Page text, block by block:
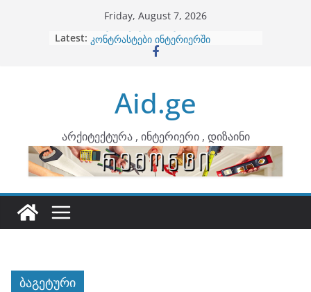
Friday, August 7, 2026
Latest: ბინების გაერთიანება
კონტრასტები ინტერიერში
ინტერიერის დიზიანი
არტემიდი წარმოგიდგენთ
Aid.ge
არქიტექტურა , ინტერიერი , დიზაინი
ბაგეტური